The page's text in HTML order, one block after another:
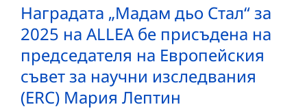
Наградата „Мадам дьо Стал“ за
2025 на ALLEA бе присъдена на
председателя на Европейския
съвет за научни изследвания
(ERC) Мария Лептин